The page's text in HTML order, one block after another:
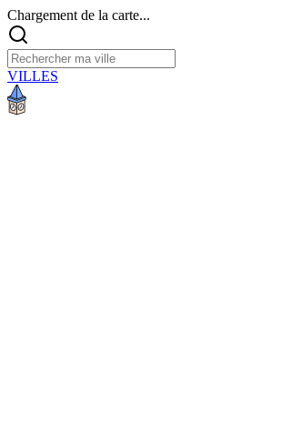
Chargement de la carte...
VILLES